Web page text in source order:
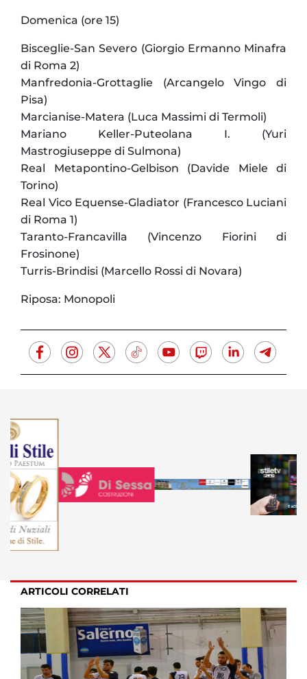
Domenica (ore 15)
Bisceglie-San Severo (Giorgio Ermanno Minafra
di Roma 2)
Manfredonia-Grottaglie (Arcangelo Vingo di
Pisa)
Marcianise-Matera (Luca Massimi di Termoli)
Mariano Keller-Puteolana I. (Yuri
Mastrogiuseppe di Sulmona)
Real Metapontino-Gelbison (Davide Miele di
Torino)
Real Vico Equense-Gladiator (Francesco Luciani
di Roma 1)
Taranto-Francavilla (Vincenzo Fiorini di
Frosinone)
Turris-Brindisi (Marcello Rossi di Novara)
Riposa: Monopoli
ARTICOLI CORRELATI